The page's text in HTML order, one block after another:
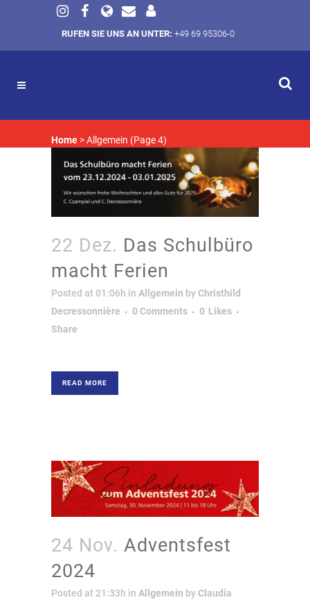
RUFEN SIE UNS AN UNTER: +49 69 95306-0
Home >Allgemein (Page 4)
22 Dez. Das Schulbüro
macht Ferien
Posted at 01:06h in Allgemein byChristhild
Decressonnière
0 Comments 0 Likes
Share
READ MORE
24 Nov. Adventsfest
2024
Posted at 21:33h in Allgemein byClaudia